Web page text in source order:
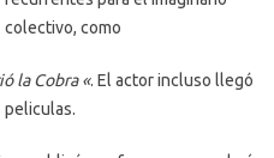
colectivo, como
la Cobra «. El actor incluso llegó
peliculas.